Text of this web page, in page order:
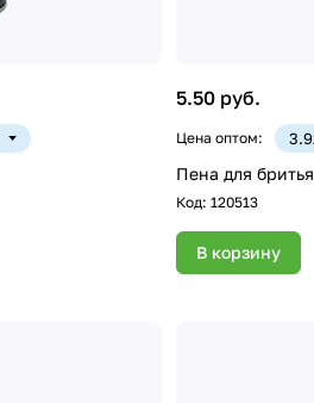
5.50 руб.
Цена оптом:
Пена для
Код: 120513
В корзину